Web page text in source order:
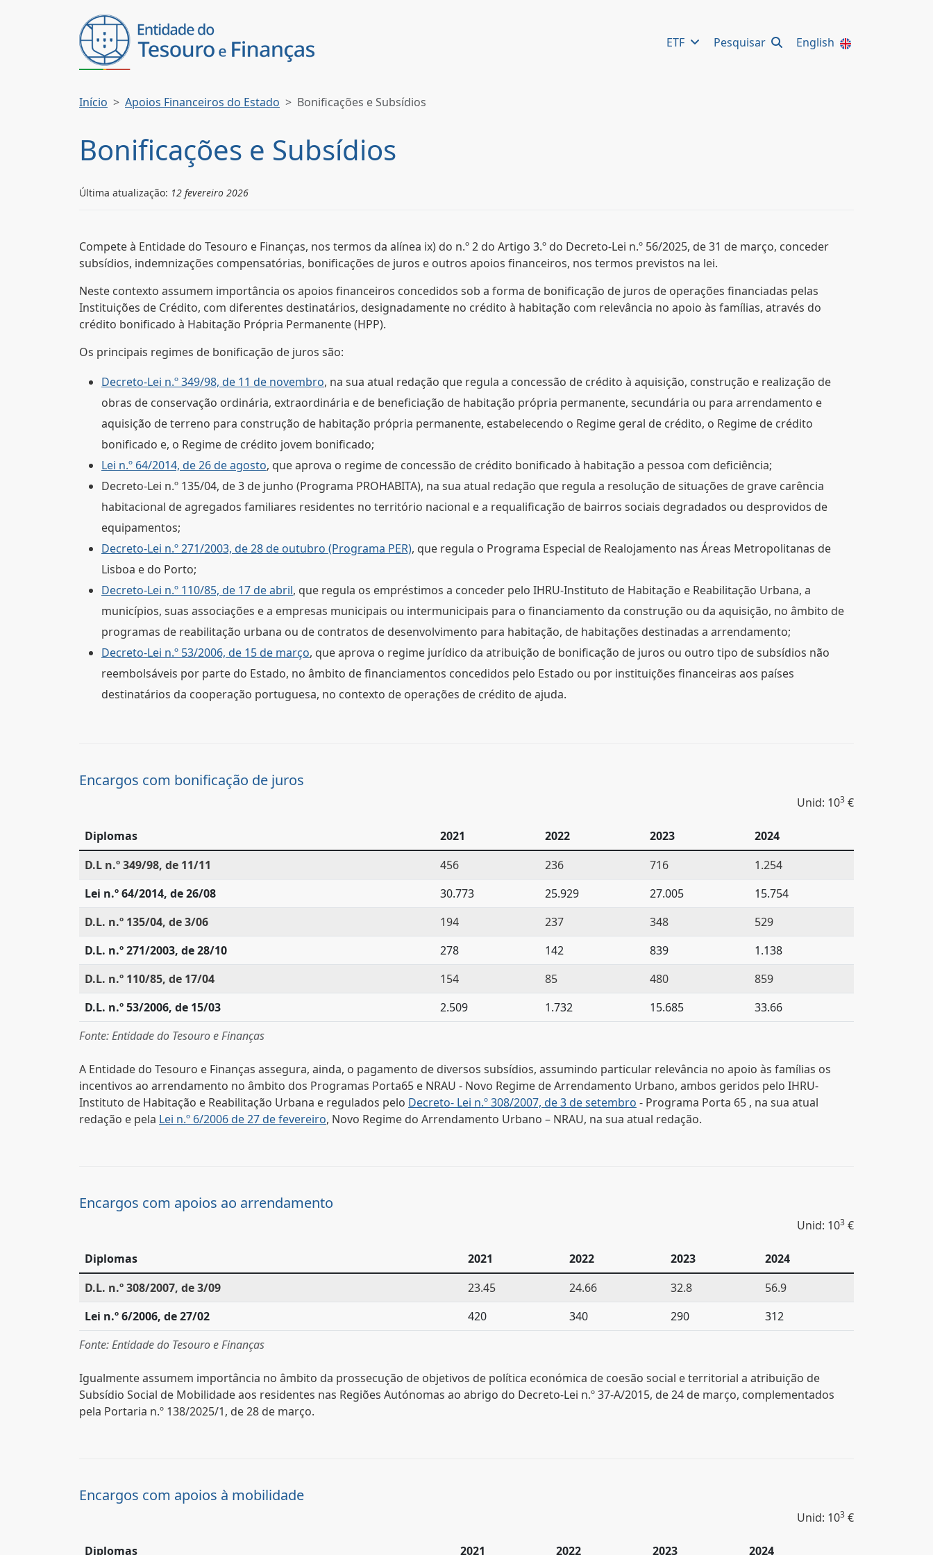
ETF Pesquisar English
Início Apoios Financeiros do Estado Bonificações e Subsídios
Bonificações e Subsídios
Última atualização: 12 fevereiro 2026
Compete à Entidade do Tesouro e Finanças, nos termos da alínea ix) do n.º 2 do Artigo 3.º do Decreto-Lei n.º 56/2025, de 31 de março, conceder
subsídios, indemnizações compensatórias, bonificações de juros e outros apoios financeiros, nos termos previstos na lei.
Neste contexto assumem importância os apoios financeiros concedidos sob a forma de bonificação de juros de operações financiadas pelas
Instituições de Crédito, com diferentes destinatários, designadamente no crédito à habitação com relevância no apoio às famílias, através do
crédito bonificado à Habitação Própria Permanente (HPP).
Os principais regimes de bonificação de juros são:
Decreto-Lei n.º 349/98, de 11 de novembro, na sua atual redação que regula a concessão de crédito à aquisição, construção e realização de
obras de conservação ordinária, extraordinária e de beneficiação de habitação própria permanente, secundária ou para arrendamento e
aquisição de terreno para construção de habitação própria permanente, estabelecendo o Regime geral de crédito, o Regime de crédito
bonificado e, o Regime de crédito jovem bonificado;
Lei n.º 64/2014, de 26 de agosto, que aprova o regime de concessão de crédito bonificado à habitação a pessoa com deficiência;
Decreto-Lei n.º 135/04, de 3 de junho (Programa PROHABITA), na sua atual redação que regula a resolução de situações de grave carência
habitacional de agregados familiares residentes no território nacional e a requalificação de bairros sociais degradados ou desprovidos de
equipamentos;
Decreto-Lei n.º 271/2003, de 28 de outubro (Programa PER), que regula o Programa Especial de Realojamento nas Áreas Metropolitanas de
Lisboa e do Porto;
Decreto-Lei n.º 110/85, de 17 de abril, que regula os empréstimos a conceder pelo IHRU-Instituto de Habitação e Reabilitação Urbana, a
municípios, suas associações e a empresas municipais ou intermunicipais para o financiamento da construção ou da aquisição, no âmbito de
programas de reabilitação urbana ou de contratos de desenvolvimento para habitação, de habitações destinadas a arrendamento;
Decreto-Lei n.º 53/2006, de 15 de março, que aprova o regime jurídico da atribuição de bonificação de juros ou outro tipo de subsídios não
reembolsáveis por parte do Estado, no âmbito de financiamentos concedidos pelo Estado ou por instituições financeiras aos países
destinatários da cooperação portuguesa, no contexto de operações de crédito de ajuda.
Encargos com bonificação de juros
Unid: 103 €
Fonte: Entidade do Tesouro e Finanças
Diplomas 2021 2022 2023
2024
D.L n.º 349/98, de 11/11
456 236 716
1.254
Lei n.º 64/2014, de 26/08
30.773 25.929 27.005
15.754
D.L. n.º 135/04, de 3/06
194 237 348
529
D.L. n.º 271/2003, de 28/10
278 142 839
1.138
D.L. n.º 110/85, de 17/04
154 85 480
859
D.L. n.º 53/2006, de 15/03
2.509 1.732 15.685 33.66
A Entidade do Tesouro e Finanças assegura, ainda, o pagamento de diversos subsídios, assumindo particular relevância no apoio às famílias os
incentivos ao arrendamento no âmbito dos Programas Porta65 e NRAU - Novo Regime de Arrendamento Urbano, ambos geridos pelo IHRU-
Instituto de Habitação e Reabilitação Urbana e regulados pelo Decreto- Lei n.º 308/2007, de 3 de setembro - Programa Porta 65 , na sua atual
redação e pela Lei n.º 6/2006 de 27 de fevereiro, Novo Regime do Arrendamento Urbano – NRAU, na sua atual redação.
Encargos com apoios ao arrendamento
Unid: 103 €
Fonte: Entidade do Tesouro e Finanças
Diplomas 2021 2022 2023
2024
D.L. n.º 308/2007, de 3/09
23.45 24.66 32.8
56.9
Lei n.º 6/2006, de 27/02
420 340 290 312
Igualmente assumem importância no âmbito da prossecução de objetivos de política económica de coesão social e territorial a atribuição de
Subsídio Social de Mobilidade aos residentes nas Regiões Autónomas ao abrigo do Decreto-Lei n.º 37-A/2015, de 24 de março, complementados
pela Portaria n.º 138/2025/1, de 28 de março.
Encargos com apoios à mobilidade
Unid: 103 €
Diplomas 2021 2022 2023 2024